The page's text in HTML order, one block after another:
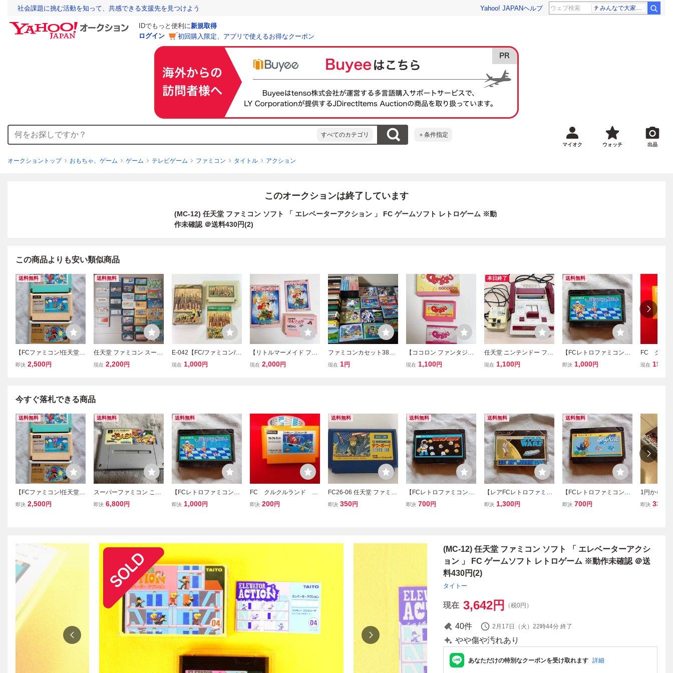
社会課題に挑む活動を知って、共感できる支援先を見つけよう Yahoo! JAPANヘルプ みんなで大家さん 2881億円
IDでもっと便利に新規取得
ログイン
初回購入限定、アプリで使えるお得なクーポン
すべてのカテゴリ ＋条件指定
マイオク ウォッチ 出品
オークショントップ おもちゃ、ゲーム ゲーム テレビゲーム ファミコン タイトル アクション
このオークションは終了しています
(MC-12) 任天堂 ファミコン ソフト 「 エレベーターアクション 」 FC ゲームソフト レトロゲーム ※動
作未確認 ＠送料430円(2)
この商品よりも安い類似商品
送料無料
【FCファミコン!任天堂レ
トロアクションゲームま
作確認済 箱、説無し
即決 2,500円
送料無料
任天堂 ファミコン スーパ
ーファミコン ソフト レト
現在 2,200円
E-042【FC/ファミコン/動
作確認済】「ファミコン
現在 1,000円
【リトルマーメイド ファ
ミコン】FC ソフト カプ
現在 2,000円
ファミコンカセット38本
まとめ売り 任天堂 F
現在 1円
【ココロン ファンタジッ
クアクションゲーム】FC
現在 1,100円
本日終了
任天堂 ニンテンドー ファ
ミリーコンピュータ ファ
現在 1,100円
送料無料
【FCレトロファミコンソ
フト】ナムコ メトロク
即決 1,000円
FC クル
天堂 レ
現在 150
今すぐ落札できる商品
送料無料
【FCファミコン!任天堂レ
トロアクションゲームま
即決 2,500円
送料無料
スーパーファミコン ころ
んらんど 任天堂
即決 6,800円
送料無料
【FCレトロファミコンソ
フト】ナムコ メトロク
即決 1,000円
FC クルクルランド 任
天堂 レトロゲーム
即決 200円
送料無料
FC26-06 任天堂 ファミコ
ン FC ダウボーイ アクシ
即決 350円
送料無料
【FCレトロファミコンソ
フト】ナムコ ワープマ
即決 700円
送料無料
【レアFCレトロファミコ
ンソフト】ナムコ スタ
即決 1,300円
送料無料
【FCレトロファミコンソ
フト】ナムコ スカイキ
即決 700円
1円から即
ック品】新
即決
(MC-12) 任天堂 ファミコン ソフト 「 エレベーターアクシ
ョン 」 FC ゲームソフト レトロゲーム ※動作未確認 ＠送
料430円(2)
タイトー
現在 3,642円 （税0円）
40件 2月17日（火）22時44分 終了
やや傷や汚れあり
あなただけの特別なクーポンを受け取れます 詳細